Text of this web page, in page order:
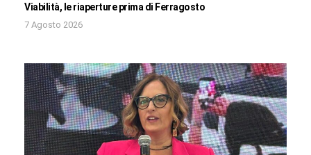
Viabilità, le riaperture prima di Ferragosto
7 Agosto 2026